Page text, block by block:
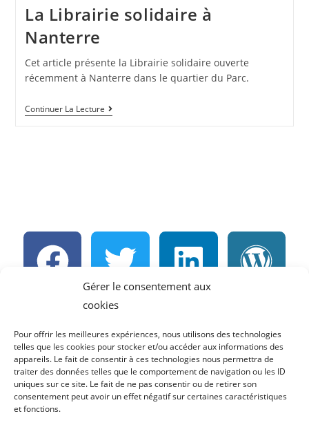
Gérer le consentement aux
cookies
Pour offrir les meilleures expériences, nous utilisons des technologies
telles que les cookies pour stocker et/ou accéder aux informations des
appareils. Le fait de consentir à ces technologies nous permettra de
traiter des données telles que le comportement de navigation ou les ID
uniques sur ce site. Le fait de ne pas consentir ou de retirer son
consentement peut avoir un effet négatif sur certaines caractéristiques
et fonctions.
La Librairie solidaire à
Nanterre
Cet article présente la Librairie solidaire ouverte
récemment à Nanterre dans le quartier du Parc.
Continuer La Lecture
cliquez sur ce lien.
Pour consulter laPolitique de cookies,cliquez sur
ce lien